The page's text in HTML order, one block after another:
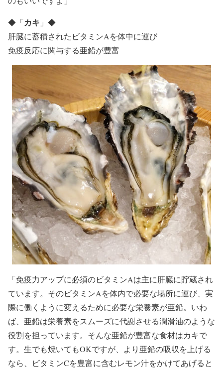
◆ 「カキ 」 ◆
肝臓に蓄積されたビタミンAを体中に運び
免疫反応に関与する亜鉛が豊富
「免疫力アップに必須のビタミンAは主に肝臓に貯蔵され
ています。そのビタミンAを体内で必要な場所に運び、実
際に働くように変えるために必要な栄養素が亜鉛。いわ
ば、亜鉛は栄養素をスムーズに代謝させる潤滑油のような
役割を担っています。そんな亜鉛が豊富な食材はカキで
す。生でも焼いてもOKですが、より亜鉛の吸収を上げる
なら、ビタミンCを豊富に含むレモン汁をかけてあげると